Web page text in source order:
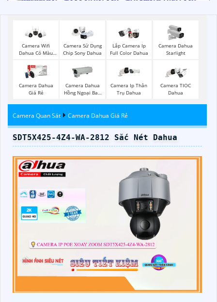
Camera Wifi
Dahua Có Màu
Camera Sử Dụng
Chip Sony Dahua
Lắp Camera Ip
Full Color Dahua
Camera Dahua
Starlight
Camera Dahua
Giá Rẻ
Camera Dahua
Hồng Ngoại Ban
Camera Ip Thân
Trụ Dahua
Camera TIOC
Dahua
Camera Quan Sát Camera Dahua Giá Rẻ
SDT5X425-4Z4-WA-2812 Sắc Nét Dahua